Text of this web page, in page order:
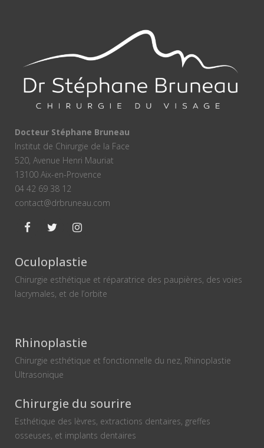
Docteur Stéphane Bruneau
Institut de Chirurgie de la Face
520, Avenue Henri Mauriat
13100 Aix-en-Provence
04 42 69 38 12
contact@drbruneau.com
Oculoplastie
Chirurgie esthétique et réparatrice des paupières, des voies
lacrymales, et de l’orbite
Rhinoplastie
Chirurgie esthétique et fonctionnelle du nez, Rhinoplastie
Ultrasonique
Chirurgie du sourire
Esthétique des lèvres, extractions dentaires, greffes
osseuses, et implants dentaires